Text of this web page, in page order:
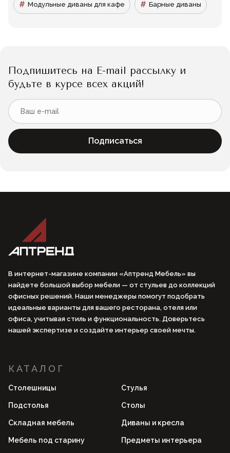
Модульные диваны для кафе Барные диваны
Подпишитесь на E-mail рассылку и
будьте в курсе всех акций!
Подписаться
В интернет-магазине компании «Аптренд Мебель» вы
найдете большой выбор мебели — от стульев до коллекций
офисных решений. Наши менеджеры помогут подобрать
идеальные варианты для вашего ресторана, отеля или
офиса, учитывая стиль и функциональность. Доверьтесь
нашей экспертизе и создайте интерьер своей мечты.
КАТАЛОГ
Столешницы Стулья
Подстолья Столы
Складная мебель Диваны и кресла
Мебель под старину Предметы интерьера